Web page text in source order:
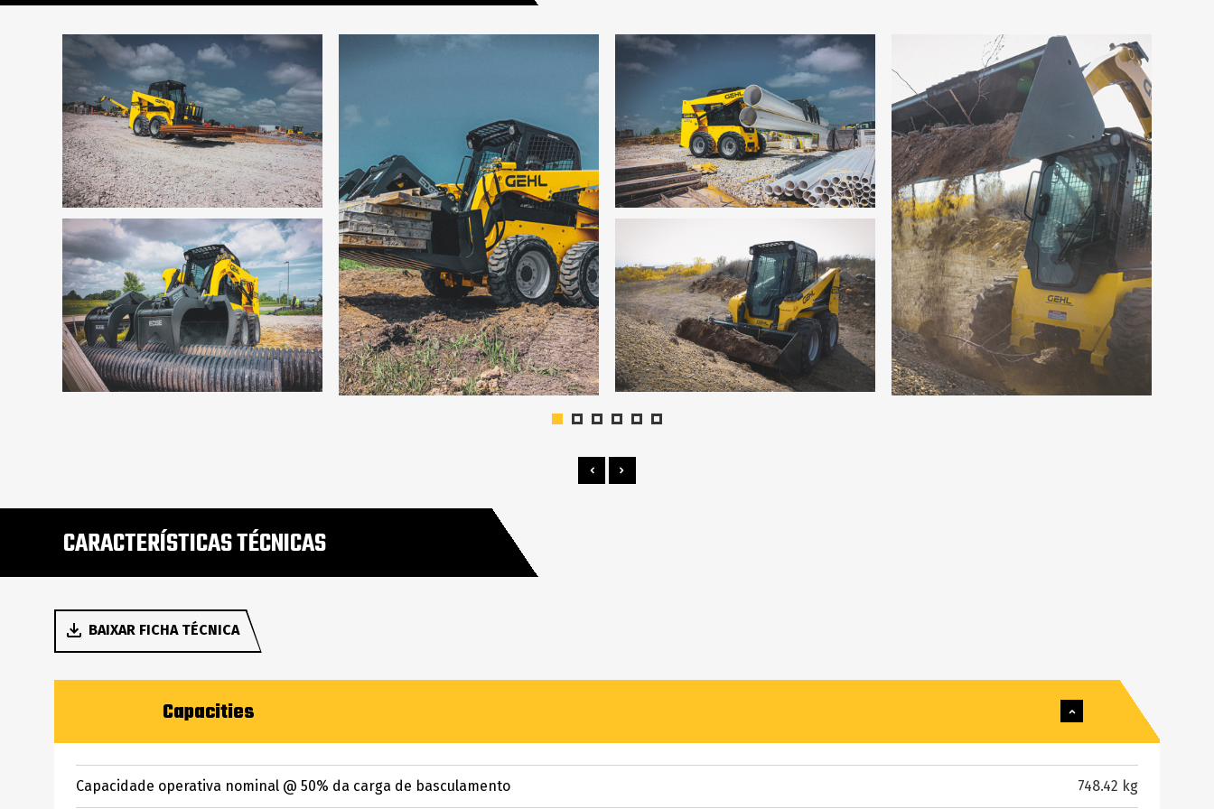
CARACTERÍSTICAS TÉCNICAS
BAIXAR FICHA TÉCNICA
Capacities
Capacidade operativa nominal @ 50% da carga de basculamento 748.42 kg